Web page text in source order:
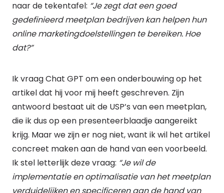
naar de tekentafel: “Je zegt dat een goed
gedefinieerd meetplan bedrijven kan helpen hun
online marketingdoelstellingen te bereiken. Hoe
dat?”
Ik vraag Chat GPT om een onderbouwing op het
artikel dat hij voor mij heeft geschreven. Zijn
antwoord bestaat uit de USP’s van een meetplan,
die ik dus op een presenteerblaadje aangereikt
krijg. Maar we zijn er nog niet, want ik wil het artikel
concreet maken aan de hand van een voorbeeld.
Ik stel letterlijk deze vraag: “Je wil de
implementatie en optimalisatie van het meetplan
verduidelijken en specificeren aan de hand van